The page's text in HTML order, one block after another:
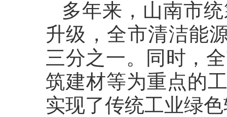
多年来，山南市
升级，全市清洁能
三分之一。同时，
筑建材等为重点的
实现了传统工业绿